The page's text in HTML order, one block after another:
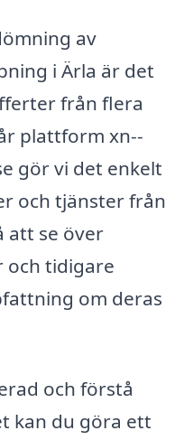
av
i Ärla är det
från flera
plattform xn--
gör vi det enkelt
och tjänster från
att se över
och tidigare
om deras
och förstå
kan du göra ett